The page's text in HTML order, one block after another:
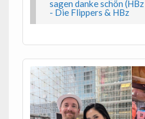
sagen danke schön
- Die Flippers & HBz